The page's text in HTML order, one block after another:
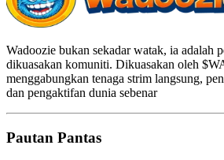
Wadoozie bukan sekadar watak, ia adalah
dikuasakan komuniti. Dikuasakan oleh
menggabungkan tenaga strim langsung,
dan pengaktifan dunia sebenar
Pautan Pantas